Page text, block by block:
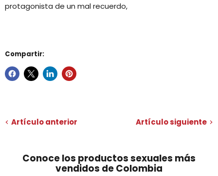
protagonista de un mal recuerdo,
Compartir:
Artículo anterior Artículo siguiente
Conoce los productos sexuales más
vendidos de Colombia